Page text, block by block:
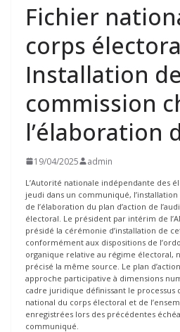
Fichier
corps
Installation
commission
l’élaboration
19/04/2025 admin
L’Autorité nationale indépendante des
jeudi dans un communiqué,
de l’élaboration du plan d’action de
électoral. Le président par intérim de
présidé la cérémonie d’installation de
conformément aux dispositions de
organique relative au régime électoral,
précisé la même source. Le plan
approche participative à dimensions
cadre juridique définissant le processus
national du corps électoral et de
enregistrées lors des précédentes
communiqué.